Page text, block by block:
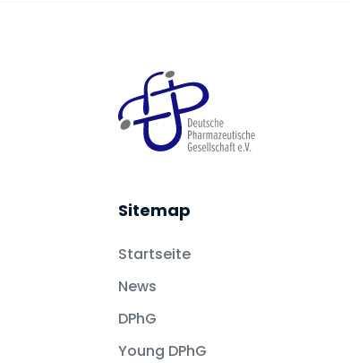
Sitemap
Startseite
News
DPhG
Young DPhG